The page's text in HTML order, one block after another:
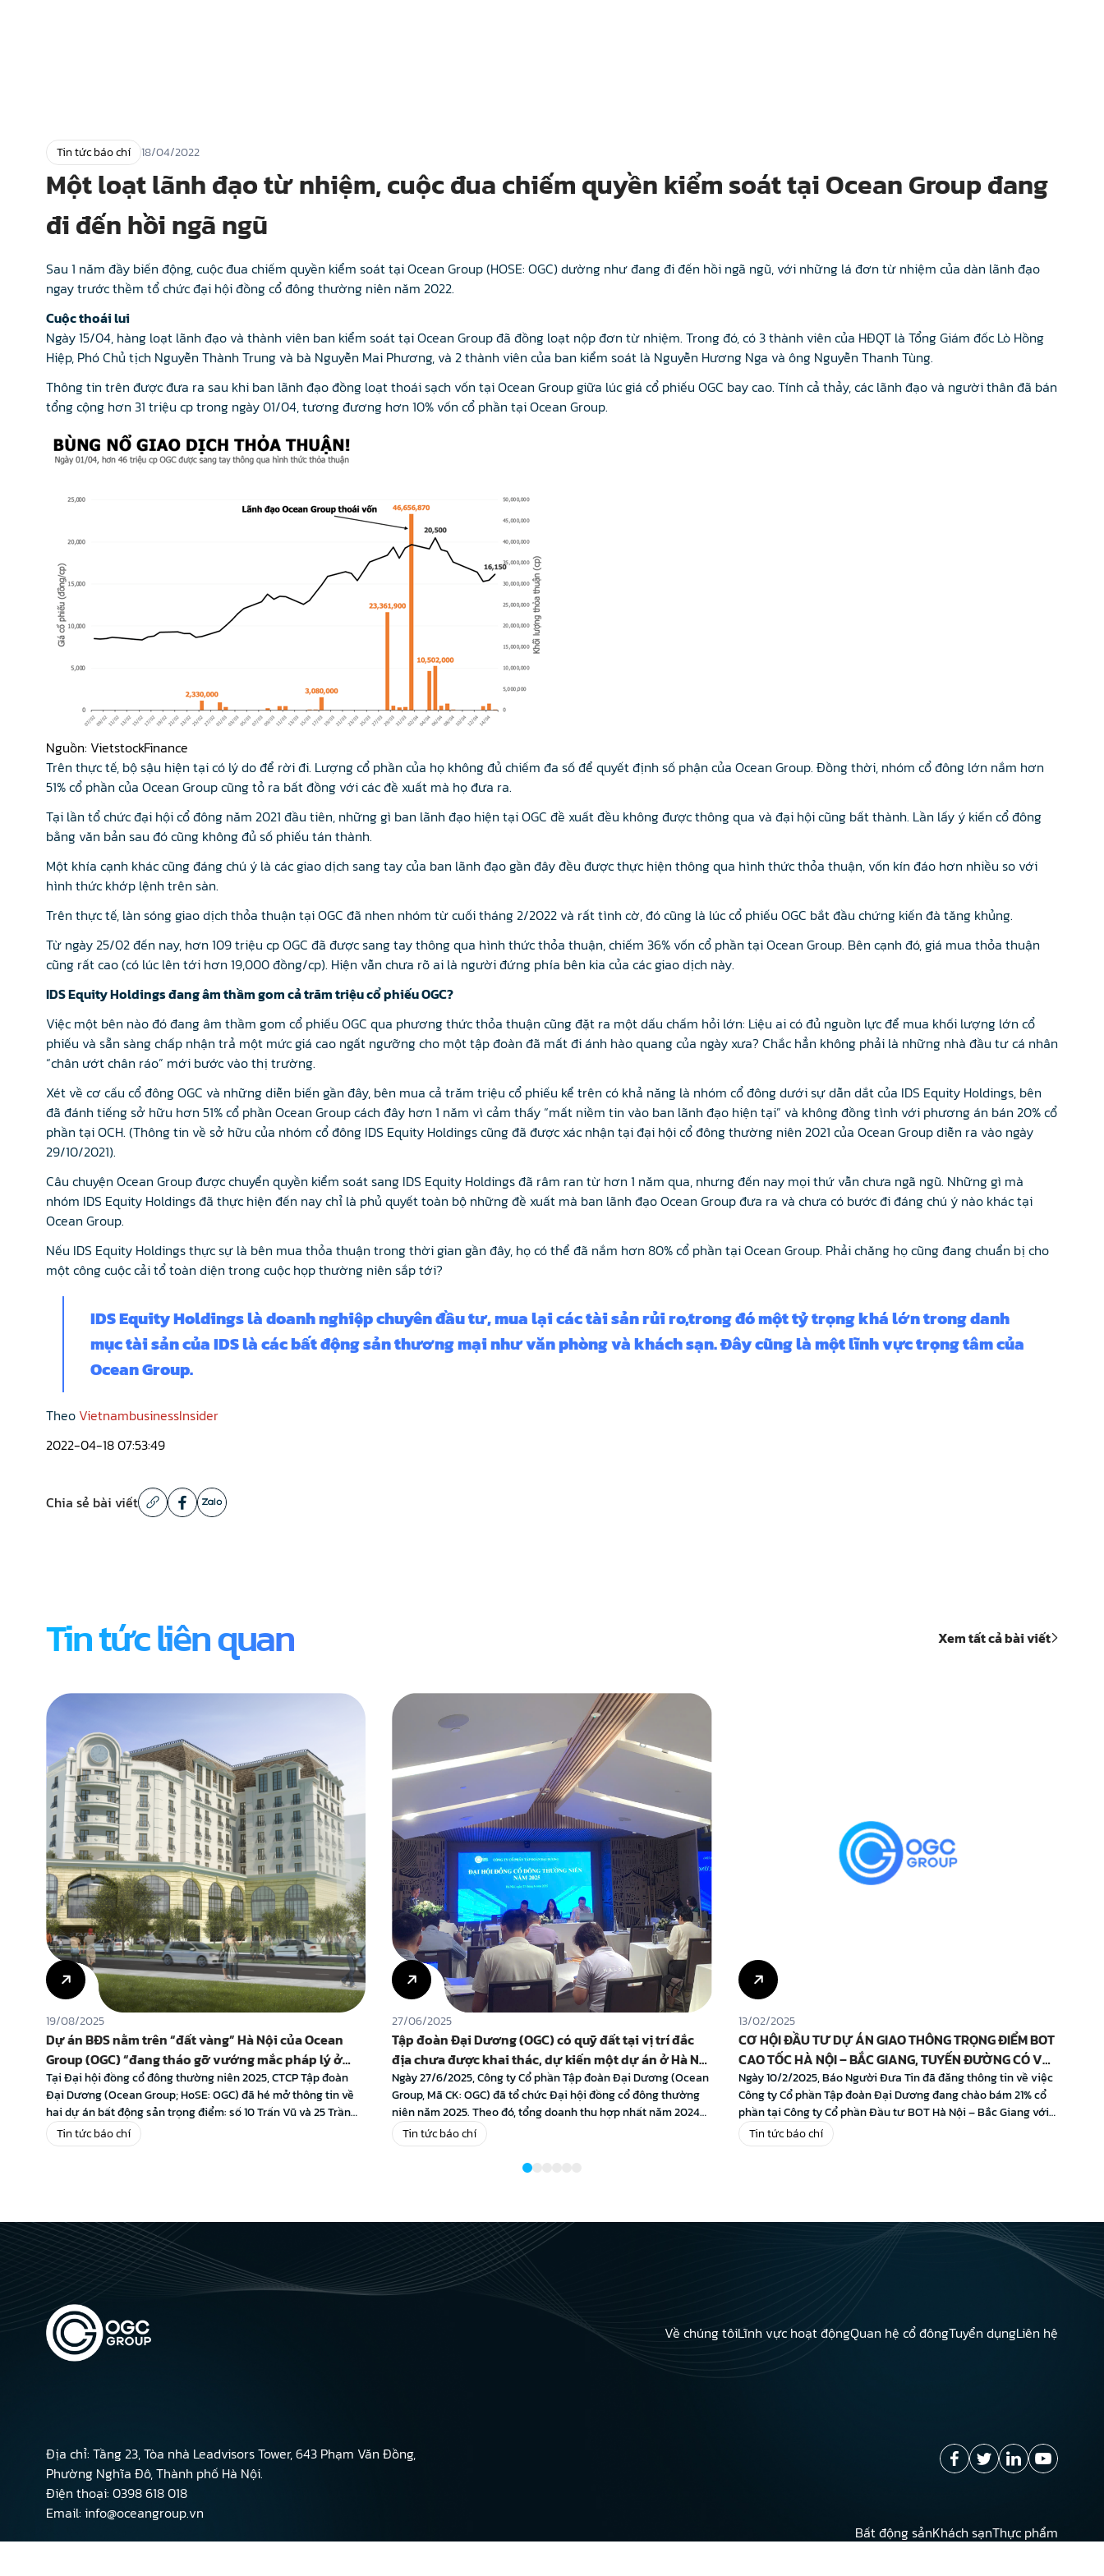
Tin tức báo chí 18/04/2022
Một loạt lãnh đạo từ nhiệm, cuộc đua chiếm quyền kiểm soát tại Ocean Group đang
đi đến hồi ngã ngũ
Sau 1 năm đầy biến động, cuộc đua chiếm quyền kiểm soát tại Ocean Group (HOSE: OGC) dường như đang đi đến hồi ngã ngũ, với những lá đơn từ nhiệm của dàn lãnh đạo
ngay trước thềm tổ chức đại hội đồng cổ đông thường niên năm 2022.
Cuộc thoái lui
Ngày 15/04, hàng loạt lãnh đạo và thành viên ban kiểm soát tại Ocean Group đã đồng loạt nộp đơn từ nhiệm. Trong đó, có 3 thành viên của HĐQT là Tổng Giám đốc Lò Hồng
Hiệp, Phó Chủ tịch Nguyễn Thành Trung và bà Nguyễn Mai Phương, và 2 thành viên của ban kiểm soát là Nguyễn Hương Nga và ông Nguyễn Thanh Tùng.
Thông tin trên được đưa ra sau khi ban lãnh đạo đồng loạt thoái sạch vốn tại Ocean Group giữa lúc giá cổ phiếu OGC bay cao. Tính cả thảy, các lãnh đạo và người thân đã bán
tổng cộng hơn 31 triệu cp trong ngày 01/04, tương đương hơn 10% vốn cổ phần tại Ocean Group.
Nguồn: VietstockFinance
Trên thực tế, bộ sậu hiện tại có lý do để rời đi. Lượng cổ phần của họ không đủ chiếm đa số để quyết định số phận của Ocean Group. Đồng thời, nhóm cổ đông lớn nắm hơn
51% cổ phần của Ocean Group cũng tỏ ra bất đồng với các đề xuất mà họ đưa ra.
Tại lần tổ chức đại hội cổ đông năm 2021 đầu tiên, những gì ban lãnh đạo hiện tại OGC đề xuất đều không được thông qua và đại hội cũng bất thành. Lần lấy ý kiến cổ đông
bằng văn bản sau đó cũng không đủ số phiếu tán thành.
Một khía cạnh khác cũng đáng chú ý là các giao dịch sang tay của ban lãnh đạo gần đây đều được thực hiện thông qua hình thức thỏa thuận, vốn kín đáo hơn nhiều so với
hình thức khớp lệnh trên sàn.
Trên thực tế, làn sóng giao dịch thỏa thuận tại OGC đã nhen nhóm từ cuối tháng 2/2022 và rất tình cờ, đó cũng là lúc cổ phiếu OGC bắt đầu chứng kiến đà tăng khủng.
Từ ngày 25/02 đến nay, hơn 109 triệu cp OGC đã được sang tay thông qua hình thức thỏa thuận, chiếm 36% vốn cổ phần tại Ocean Group. Bên cạnh đó, giá mua thỏa thuận
cũng rất cao (có lúc lên tới hơn 19,000 đồng/cp). Hiện vẫn chưa rõ ai là người đứng phía bên kia của các giao dịch này.
IDS Equity Holdings đang âm thầm gom cả trăm triệu cổ phiếu OGC?
Việc một bên nào đó đang âm thầm gom cổ phiếu OGC qua phương thức thỏa thuận cũng đặt ra một dấu chấm hỏi lớn: Liệu ai có đủ nguồn lực để mua khối lượng lớn cổ
phiếu và sẵn sàng chấp nhận trả một mức giá cao ngất ngưỡng cho một tập đoàn đã mất đi ánh hào quang của ngày xưa? Chắc hẳn không phải là những nhà đầu tư cá nhân
“chân ướt chân ráo” mới bước vào thị trường.
Xét về cơ cấu cổ đông OGC và những diễn biến gần đây, bên mua cả trăm triệu cổ phiếu kể trên có khả năng là nhóm cổ đông dưới sự dẫn dắt của IDS Equity Holdings, bên
đã đánh tiếng sở hữu hơn 51% cổ phần Ocean Group cách đây hơn 1 năm vì cảm thấy “mất niềm tin vào ban lãnh đạo hiện tại” và không đồng tình với phương án bán 20% cổ
phần tại OCH. (Thông tin về sở hữu của nhóm cổ đông IDS Equity Holdings cũng đã được xác nhận tại đại hội cổ đông thường niên 2021 của Ocean Group diễn ra vào ngày
29/10/2021).
Câu chuyện Ocean Group được chuyển quyền kiểm soát sang IDS Equity Holdings đã râm ran từ hơn 1 năm qua, nhưng đến nay mọi thứ vẫn chưa ngã ngũ. Những gì mà
nhóm IDS Equity Holdings đã thực hiện đến nay chỉ là phủ quyết toàn bộ những đề xuất mà ban lãnh đạo Ocean Group đưa ra và chưa có bước đi đáng chú ý nào khác tại
Ocean Group.
Nếu IDS Equity Holdings thực sự là bên mua thỏa thuận trong thời gian gần đây, họ có thể đã nắm hơn 80% cổ phần tại Ocean Group. Phải chăng họ cũng đang chuẩn bị cho
một công cuộc cải tổ toàn diện trong cuộc họp thường niên sắp tới?
IDS Equity Holdings là doanh nghiệp chuyên đầu tư, mua lại các tài sản rủi ro,trong đó một tỷ trọng khá lớn trong danh
mục tài sản của IDS là các bất động sản thương mại như văn phòng và khách sạn. Đây cũng là một lĩnh vực trọng tâm của
Ocean Group.
Theo VietnambusinessInsider
2022-04-18 07:53:49
Chia sẻ bài viết
Tin tức liên quan Xem tất cả bài viết
19/08/2025
Tin tức báo chí
Dự án BĐS nằm trên “đất vàng” Hà Nội của Ocean
Group (OGC) “đang tháo gỡ vướng mắc pháp lý ở
những bước cuối cùng”
Tại Đại hội đồng cổ đông thường niên 2025, CTCP Tập đoàn
Đại Dương (Ocean Group; HoSE: OGC) đã hé mở thông tin về
hai dự án bất động sản trọng điểm: số 10 Trấn Vũ và 25 Trần
Khánh Dư, Hà Nội. Để làm rõ hơn về tiến độ xử lý cũng như
định […]
27/06/2025
Tin tức báo chí
Tập đoàn Đại Dương (OGC) có quỹ đất tại vị trí đắc
địa chưa được khai thác, dự kiến một dự án ở Hà Nội
sẽ được triển khai thời gian tới
Ngày 27/6/2025, Công ty Cổ phần Tập đoàn Đại Dương (Ocean
Group, Mã CK: OGC) đã tổ chức Đại hội đồng cổ đông thường
niên năm 2025. Theo đó, tổng doanh thu hợp nhất năm 2024
của OGC đạt 1.245 tỷ đồng, tương ứng vượt 13% kế hoạch, ghi
nhận mức tăng trưởng doanh thu […]
13/02/2025
Tin tức báo chí
CƠ HỘI ĐẦU TƯ DỰ ÁN GIAO THÔNG TRỌNG ĐIỂM BOT
CAO TỐC HÀ NỘI – BẮC GIANG, TUYẾN ĐƯỜNG CÓ VAI
TRÒ QUAN TRỌNG KẾT NỐI HẠ TẦNG KHU VỰC KINH
TẾ TRỌNG ĐIỂM BẮC BỘ & GIAO THƯƠNG QUỐC TẾ
Ngày 10/2/2025, Báo Người Đưa Tin đã đăng thông tin về việc
Công ty Cổ phần Tập đoàn Đại Dương đang chào bám 21% cổ
phần tại Công ty Cổ phần Đầu tư BOT Hà Nội – Bắc Giang với
nội dung cụ thể như sau: “Cửa sáng” đầu tư dự án BOT Hà Nội
[…]
Về chúng tôiLĩnh vực hoạt độngQuan hệ cổ đôngTuyển dụngLiên hệ
Địa chỉ: Tầng 23, Tòa nhà Leadvisors Tower, 643 Phạm Văn Đồng,
Phường Nghĩa Đô, Thành phố Hà Nội.
Điện thoại: 0398 618 018
Email: info@oceangroup.vn
Bất động sảnKhách sạnThực phẩm